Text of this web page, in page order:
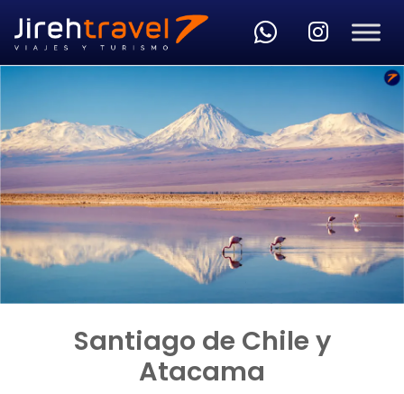
Santiago de Chile y
Atacama